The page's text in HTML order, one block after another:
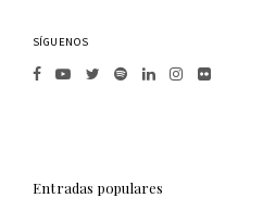
SÍGUENOS
Entradas populares